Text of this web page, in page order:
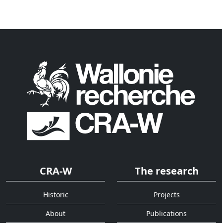
CRA-W
Historic
About
The research
Projects
Publications